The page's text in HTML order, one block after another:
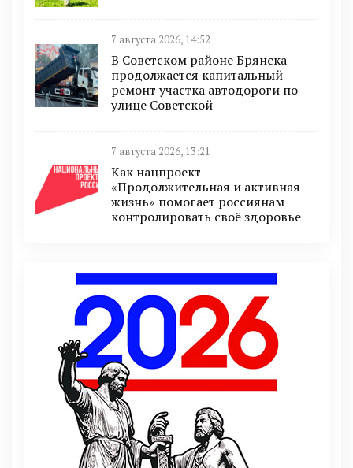
7 августа 2026, 14:52
В Советском районе Брянска
продолжается капитальный
ремонт участка автодороги по
улице Советской
7 августа 2026, 13:21
Как нацпроект
«Продолжительная и активная
жизнь» помогает россиянам
контролировать своё здоровье